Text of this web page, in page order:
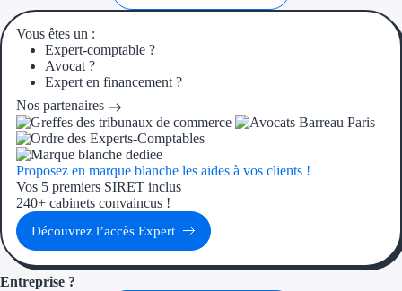
Aides Région
Aides Région
Aides Région
Aides Européennes
Vous êtes un :
Expert-comptable ?
Avocat ?
Expert en financement ?
Nos partenaires
Proposez en marque blanche les aides à vos clients !
Vos 5 premiers SIRET inclus
240+ cabinets convaincus !
Découvrez l’accès Expert
Entreprise ?